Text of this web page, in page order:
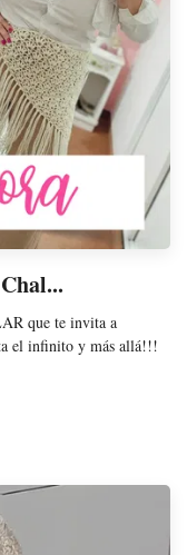
que te invita a
el infinito y más allá!!!